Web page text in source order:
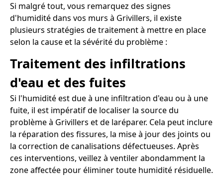
Si malgré tout, vous remarquez des signes
d'humidité dans vos murs à Grivillers, il existe
plusieurs stratégies de traitement à mettre en place
selon la cause et la sévérité du problème :
Traitement des infiltrations
d'eau et des fuites
Si l'humidité est due à une infiltration d'eau ou à une
fuite, il est impératif de localiser la source du
problème à Grivillers et de laréparer. Cela peut inclure
la réparation des fissures, la mise à jour des joints ou
la correction de canalisations défectueuses. Après
ces interventions, veillez à ventiler abondamment la
zone affectée pour éliminer toute humidité résiduelle.